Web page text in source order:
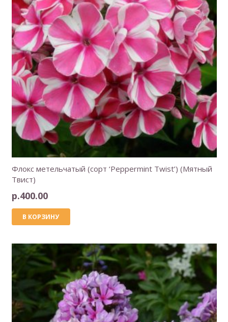
Флокс метельчатый (сорт ‘Peppermint Twist’) (Мятный
Твист)
р.400.00
В КОРЗИНУ